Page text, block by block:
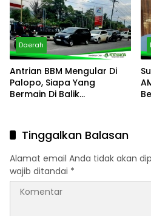
Daerah
Antrian BBM Mengular Di
Palopo, Siapa Yang
Bermain Di Balik
Tinggalkan Balasan
Alamat email Anda tidak akan
wajib ditandai *